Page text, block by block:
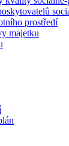
prostředí
majetku